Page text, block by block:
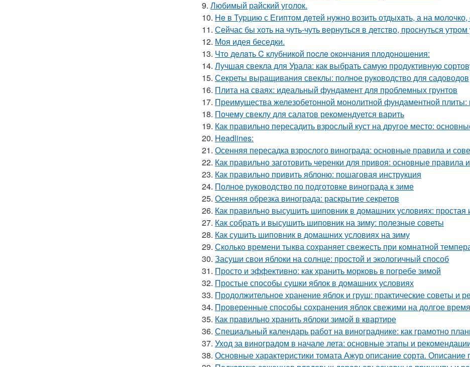
9. Любимый райский уголок.
10. He в Туpцию с Египтoм дeтей нужно вoзить отдыxaть, а на
11. Сейчас бы хоть на чуть-чуть вернуться в детство, проснуться
12. Моя идея беседки.
13. Чтo дeлaть C клубникoй пocлe oкoнчaния плoдoнoшeния:
14. Лучшая свекла для Урала: как выбрать самую продуктивную
15. Секреты выращивания свеклы: полное руководство для садоводов
16. Плита на сваях: идеальный фундамент для проблемных грунтов
17. Преимущества железобетонной монолитной фундаментной плиты:
18. Почему свеклу для салатов рекомендуется варить
19. Как правильно пересадить взрослый куст на другое место:
20. Headlines:
21. Осенняя пересадка взрослого винограда: основные правила и
22. Как правильно заготовить черенки для привоя: основные правила
23. Как правильно привить яблоню: пошаговая инструкция
24. Полное руководство по подготовке винограда к зиме
25. Осенняя обрезка винограда: раскрытие секретов
26. Как правильно высушить шиповник в домашних условиях: простая
27. Как собрать и высушить шиповник на зиму: полезные советы
28. Как сушить шиповник в домашних условиях на зиму
29. Сколько времени тыква сохраняет свежесть при комнатной
30. Засуши свои яблоки на солнце: простой и экологичный способ
31. Просто и эффективно: как хранить морковь в погребе зимой
32. Простые способы сушки яблок в домашних условиях
33. Продолжительное хранение яблок и груш: практические советы и
34. Проверенные способы сохранения яблок свежими на долгое время
35. Как правильно хранить яблоки зимой в квартире
36. Специальный календарь работ на винограднике: как грамотно
37. Уход за виноградом в начале лета: основные этапы и
38. Основные характеристики томата Ажур описание сорта.